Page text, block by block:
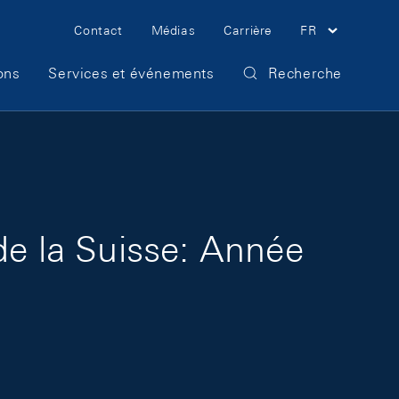
Meta Navigation
Contact Médias Carrière FR
Services et événements Recherche
la Suisse: Année